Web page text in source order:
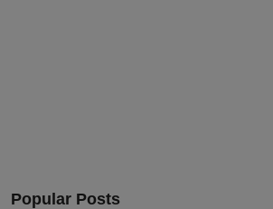
Popular Posts